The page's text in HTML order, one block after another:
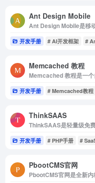
Ant Design Mobile
Ant Design Mobile是移
开发手册 # AI开发框架 #
Memcached 教程
开发手册 # Memcached教程
ThinkSAAS
ThinkSAAS是轻量级免
开发手册 # PHP手册 #
PbootCMS官网